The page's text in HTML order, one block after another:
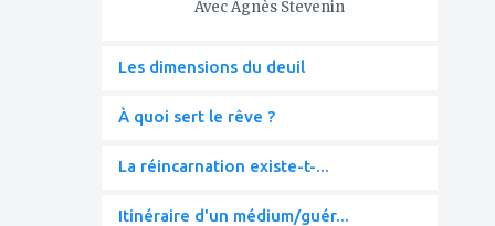
Avec Agnès Stevenin
Les dimensions du deuil
À quoi sert le rêve ?
La réincarnation existe-t-...
Itinéraire d'un médium/guér...